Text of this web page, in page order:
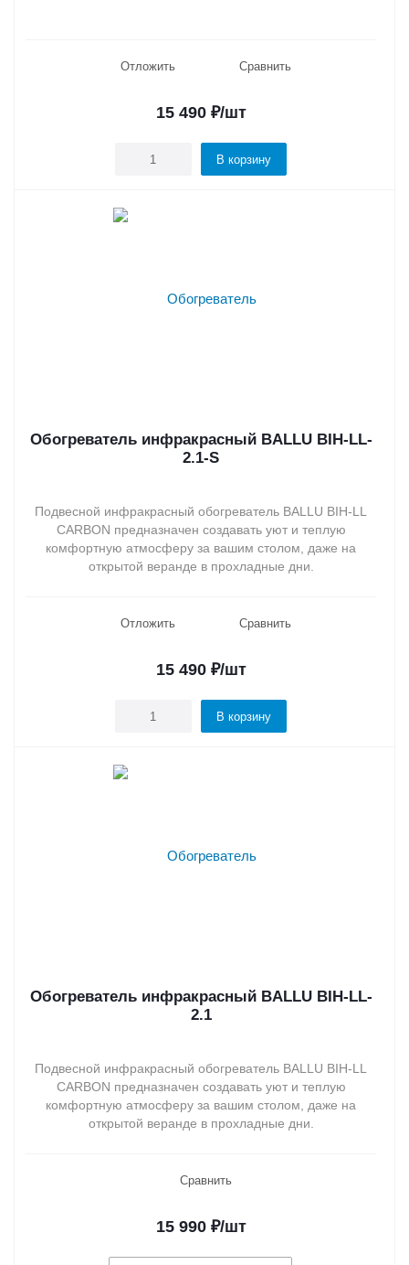
Отложить Сравнить
15 490 ₽/шт
В корзину
Обогреватель инфракрасный BALLU BIH-LL-
2.1-S
Подвесной инфракрасный обогреватель BALLU BIH-LL
CARBON предназначен создавать уют и теплую
комфортную атмосферу за вашим столом, даже на
открытой веранде в прохладные дни.
Отложить Сравнить
15 490 ₽/шт
В корзину
Обогреватель инфракрасный BALLU BIH-LL-
2.1
Подвесной инфракрасный обогреватель BALLU BIH-LL
CARBON предназначен создавать уют и теплую
комфортную атмосферу за вашим столом, даже на
открытой веранде в прохладные дни.
Сравнить
15 990 ₽/шт